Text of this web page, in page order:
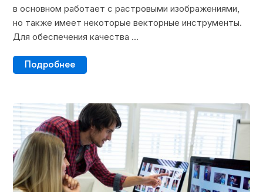
в основном работает с растровыми изображениями,
но также имеет некоторые векторные инструменты.
Для обеспечения качества ...
Подробнее